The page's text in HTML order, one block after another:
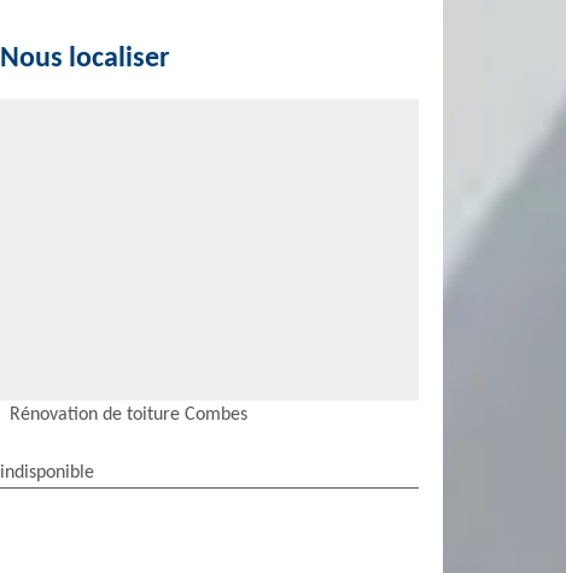
Nous localiser
Rénovation de toiture Combes
indisponible